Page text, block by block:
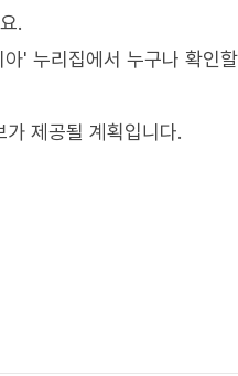
.
' 누리집에서 누구나 확인할
제공될 계획입니다.